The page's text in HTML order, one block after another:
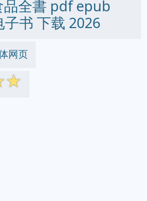
品全書 pdf epub
书 下载 2026
网页
☆